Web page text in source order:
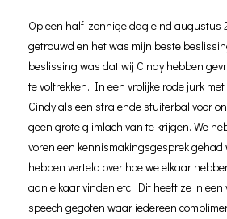
Op een half-zonnige dag eind augustus
getrouwd en het was mijn beste
beslissing was dat wij Cindy hebben
te voltrekken. In een vrolijke rode jurk
Cindy als een stralende stuiterbal voor
geen grote glimlach van te krijgen. We
voren een kennismakingsgesprek gehad
hebben verteld over hoe we elkaar
aan elkaar vinden etc. Dit heeft ze in een
speech gegoten waar iedereen